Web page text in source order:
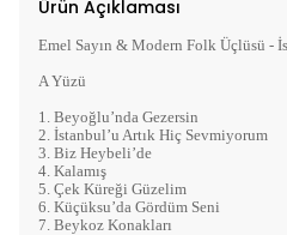
Ürün Açıklaması
Emel Sayın & Modern Folk Üçlüsü -
A Yüzü
1. Beyoğlu’nda Gezersin
2. İstanbul’u Artık Hiç Sevmiyorum
3. Biz Heybeli’de
4. Kalamış
5. Çek Küreği Güzelim
6. Küçüksu’da Gördüm Seni
7. Beykoz Konakları